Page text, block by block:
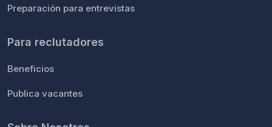
Preparación para entrevistas
Para reclutadores
Beneficios
Publica vacantes